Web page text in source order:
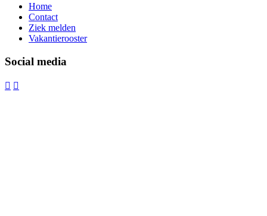
Home
Contact
Ziek melden
Vakantierooster
Social media
 